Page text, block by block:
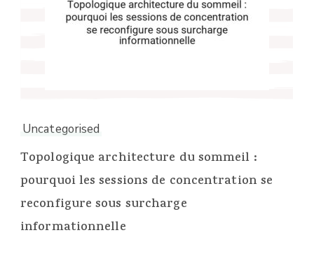
Uncategorised
Topologique architecture du sommeil :
pourquoi les sessions de concentration se
reconfigure sous surcharge
informationnelle